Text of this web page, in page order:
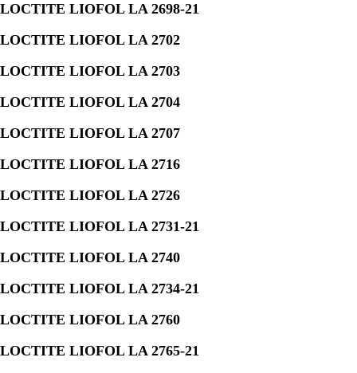
LOCTITE LIOFOL LA 2698-21
LOCTITE LIOFOL LA 2702
LOCTITE LIOFOL LA 2703
LOCTITE LIOFOL LA 2704
LOCTITE LIOFOL LA 2707
LOCTITE LIOFOL LA 2716
LOCTITE LIOFOL LA 2726
LOCTITE LIOFOL LA 2731-21
LOCTITE LIOFOL LA 2740
LOCTITE LIOFOL LA 2734-21
LOCTITE LIOFOL LA 2760
LOCTITE LIOFOL LA 2765-21